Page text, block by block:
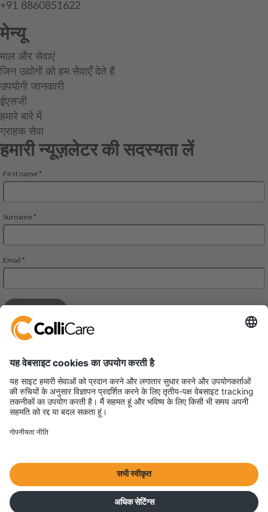
+91 8860851622
मेन्यू
माल और सेवाएं
जिन उद्योगों को हम सेवाएँ देते हैं
उपयोगी जानकारी
ईएसजी
हमारे बारे में
ग्राहक सेवा
हमारी न्यूज़लेटर की सदस्यता लें
जेएमडी रीजेंट स्क्वायर, 302, 303 ए और 303 बी, तीसरी मंजिल
महरौली-गुड़गांव रोड। गुड़गांव,
Terms & Conditions